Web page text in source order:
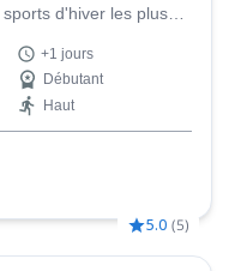
d'hiver les plus
Blanc !
+1 jours
Débutant
Haut
5.0 (5)